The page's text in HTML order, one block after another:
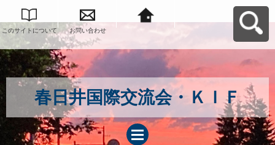
このサイトについて お問い合わせ
春日井国際交流会・ＫＩＦ